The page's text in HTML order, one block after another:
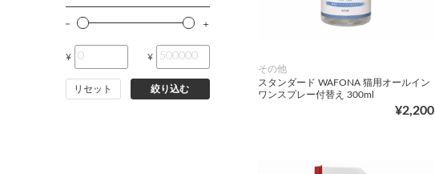
¥ ¥
リセット 絞り込む
その他
スタンダード WAFONA 猫用オールイン
ワンスプレー付替え 300ml
¥2,200